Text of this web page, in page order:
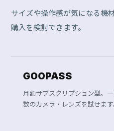
サイズや操作感が気になる機
購入を検討できます。
GOOPASS
月額サブスクリプション型。
数のカメラ・レンズを試せます